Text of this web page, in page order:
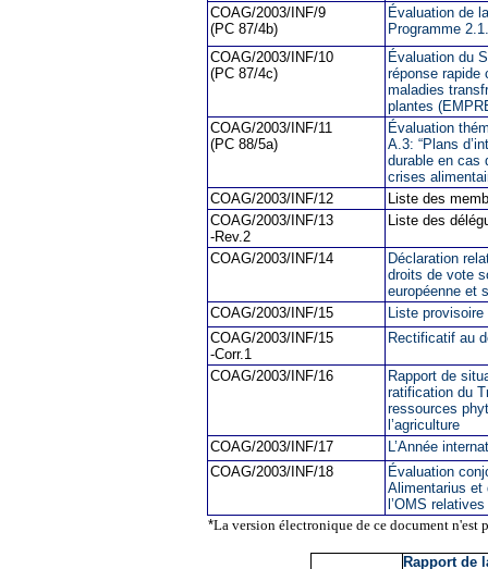
COAG/2003/INF/9
(PC 87/4b)
Évaluation de
Programme
COAG/2003/INF/10
(PC 87/4c)
Évaluation du
réponse rapide
maladies
plantes
COAG/2003/INF/11
(PC 88/5a)
Évaluation
A.3: “Plans
durable en cas
crises
COAG/2003/INF/12
Liste des
COAG/2003/INF/13
-Rev.2
Liste des
COAG/2003/INF/14
Déclaration
droits de vote
européenne et
COAG/2003/INF/15
Liste
COAG/2003/INF/15
-Corr.1
Rectificatif au
COAG/2003/INF/16
Rapport de
ratification du
ressources
l’agriculture
COAG/2003/INF/17
L’Année
COAG/2003/INF/18
Évaluation
Alimentarius et
l’OMS
*La version électronique de ce document n'est
Rapport de